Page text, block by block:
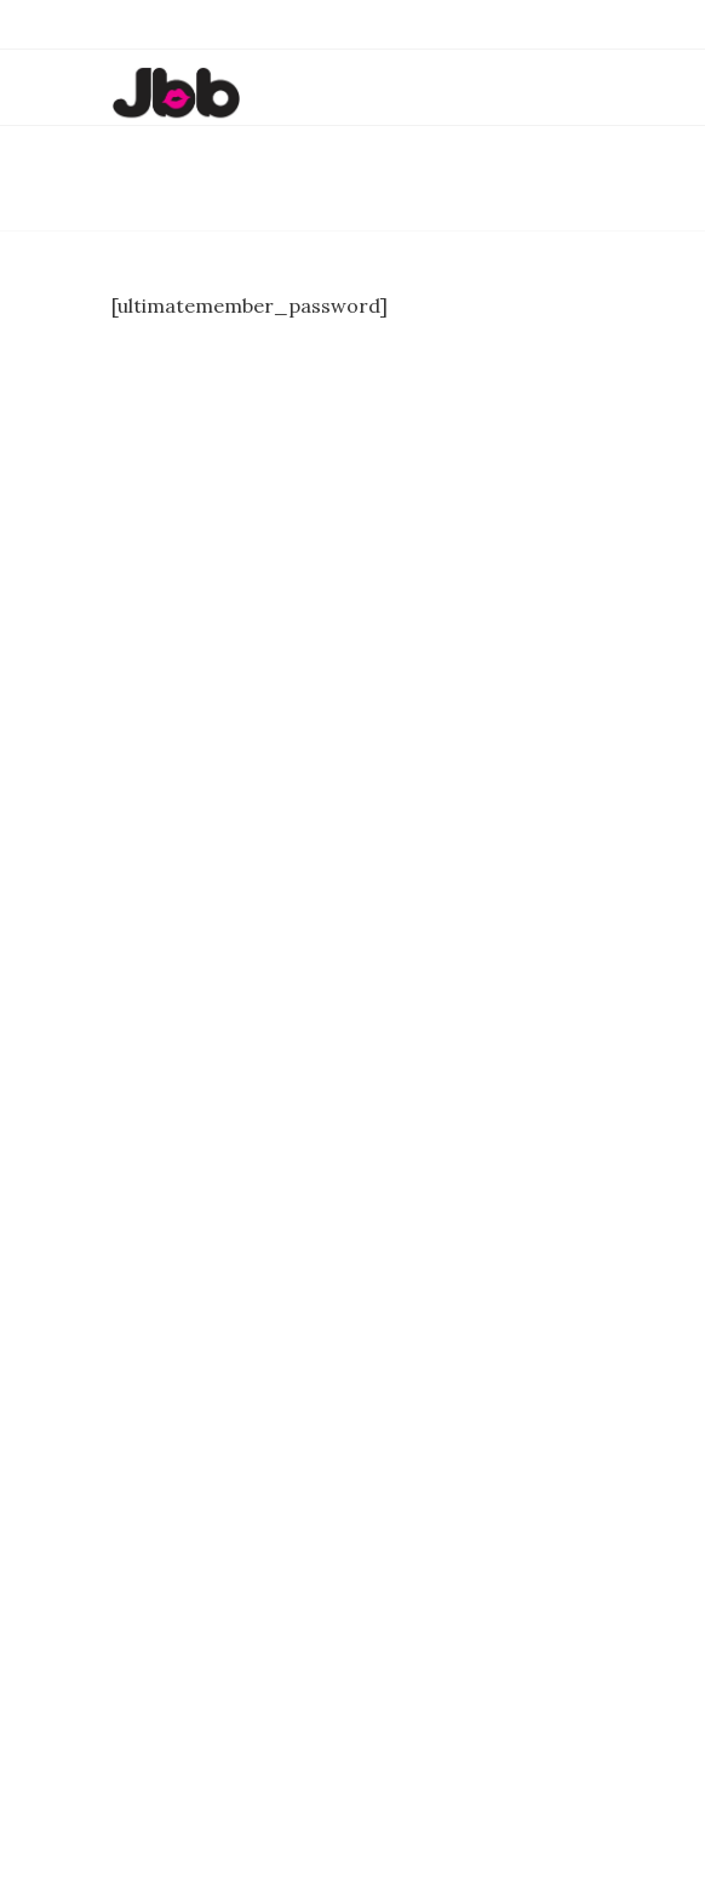
[ultimatemember_password]